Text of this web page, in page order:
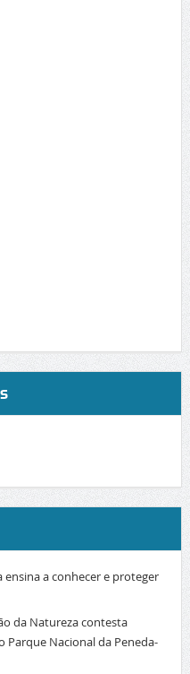
a conhecer e proteger
da Natureza contesta
Parque Nacional da Peneda-